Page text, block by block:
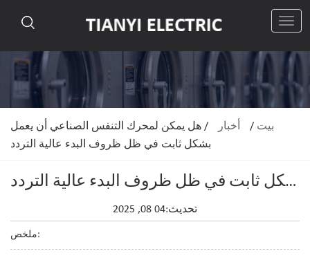
رقم
بيت / أخبار / هل يمكن لمحرك التنفس الصناعي أن يعمل
بشكل ثابت في ظل ظروف البدء عالية التردد
هل يمكن لمحرك التنفس الصناعي أن يعمل بشكل ثابت في ظل ظروف البدء عالية التردد
تحديث:04 08, 2025
ملخص: